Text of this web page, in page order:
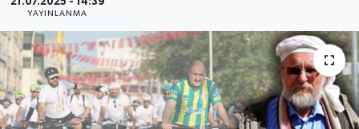
21.07.2025 - 14:39
YAYINLANMA